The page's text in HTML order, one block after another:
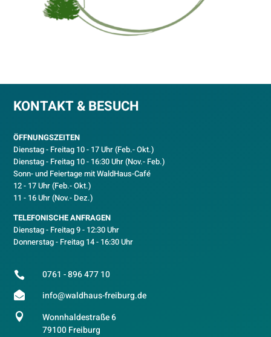
KONTAKT & BESUCH
ÖFFNUNGSZEITEN
Dienstag - Freitag 10 - 17 Uhr (Feb.- Okt.)
Dienstag - Freitag 10 - 16:30 Uhr (Nov.- Feb.)
Sonn- und Feiertage mit WaldHaus-Café
12 - 17 Uhr (Feb.- Okt.)
11 - 16 Uhr (Nov.- Dez.)
TELEFONISCHE ANFRAGEN
Dienstag - Freitag 9 - 12:30 Uhr
Donnerstag - Freitag 14 - 16:30 Uhr
 0761 - 896 477 10
 info@waldhaus-freiburg.de

Wonnhaldestraße 6
79100 Freiburg